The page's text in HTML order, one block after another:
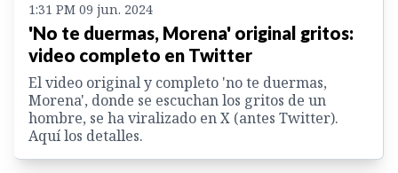
1:31 PM 09 jun. 2024
'No te duermas, Morena' original gritos:
video completo en Twitter
El video original y completo 'no te duermas,
Morena', donde se escuchan los gritos de un
hombre, se ha viralizado en X (antes Twitter).
Aquí los detalles.